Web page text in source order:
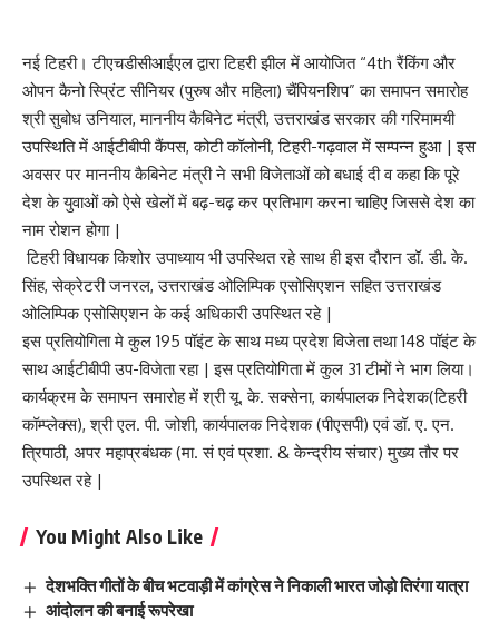
नई टिहरी। टीएचडीसीआईएल द्वारा टिहरी झील में आयोजित “4th रैंकिंग और
ओपन कैनो स्प्रिंट सीनियर (पुरुष और महिला) चैंपियनशिप” का समापन समारोह
श्री सुबोध उनियाल, माननीय कैबिनेट मंत्री, उत्तराखंड सरकार की गरिमामयी
उपस्थिति में आईटीबीपी कैंपस, कोटी कॉलोनी, टिहरी-गढ़वाल में सम्पन्न हुआ | इस
अवसर पर माननीय कैबिनेट मंत्री ने सभी विजेताओं को बधाई दी व कहा कि पूरे
देश के युवाओं को ऐसे खेलों में बढ़-चढ़ कर प्रतिभाग करना चाहिए जिससे देश का
नाम रोशन होगा |
टिहरी विधायक किशोर उपाध्याय भी उपस्थित रहे साथ ही इस दौरान डॉ. डी. के.
सिंह, सेक्रेटरी जनरल, उत्तराखंड ओलिम्पिक एसोसिएशन सहित उत्तराखंड
ओलिम्पिक एसोसिएशन के कई अधिकारी उपस्थित रहे |
इस प्रतियोगिता मे कुल 195 पॉइंट के साथ मध्य प्रदेश विजेता तथा 148 पॉइंट के
साथ आईटीबीपी उप-विजेता रहा | इस प्रतियोगिता में कुल 31 टीमों ने भाग लिया।
कार्यक्रम के समापन समारोह में श्री यू. के. सक्सेना, कार्यपालक निदेशक(टिहरी
कॉम्प्लेक्स), श्री एल. पी. जोशी, कार्यपालक निदेशक (पीएसपी) एवं डॉ. ए. एन.
त्रिपाठी, अपर महाप्रबंधक (मा. सं एवं प्रशा. & केन्द्रीय संचार) मुख्य तौर पर
उपस्थित रहे |
You Might Also Like
देशभक्ति गीतों के बीच भटवाड़ी में कांग्रेस ने निकाली भारत जोड़ो तिरंगा यात्रा
आंदोलन की बनाई रूपरेखा